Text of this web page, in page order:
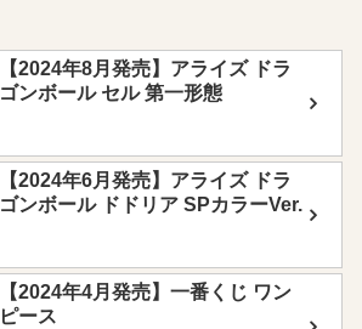
【2024年8月発売】アライズ ドラ
ゴンボール セル 第一形態
【2024年6月発売】アライズ ドラ
ゴンボール ドドリア SPカラーVer.
【2024年4月発売】一番くじ ワン
ピース